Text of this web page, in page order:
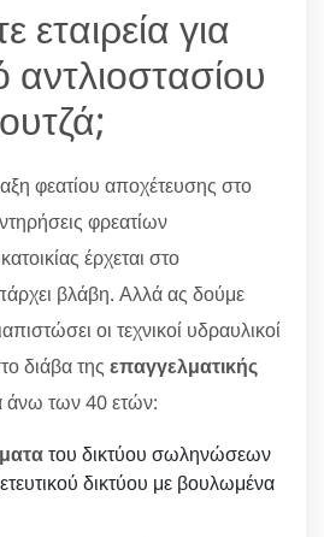
εταιρεία για
φεατίου αποχέτευσης στο
φρεατίων
έρχεται στο
βλάβη. Αλλά ας δούμε
οι τεχνικοί υδραυλικοί
διάβα της επαγγελματικής
άνω των 40 ετών:
του δικτύου σωληνώσεων
δικτύου με βουλωμένα